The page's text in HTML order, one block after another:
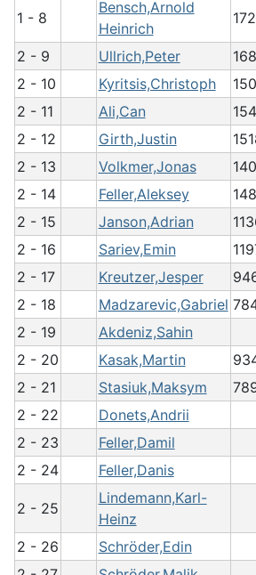
1 - 8
Bensch,Arnold
Heinrich
2 - 9 Ullrich,Peter
2 - 10
Kyritsis,Christoph
2 - 11
Ali,Can
2 - 12
Girth,Justin
2 - 13
Volkmer,Jonas
2 - 14
Feller,Aleksey
2 - 15
Janson,Adrian
2 - 16
Sariev,Emin
2 - 17
Kreutzer,Jesper
2 - 18
Madzarevic,Gabriel
2 - 19
Akdeniz,Sahin
2 - 20
Kasak,Martin
2 - 21
Stasiuk,Maksym
2 - 22
Donets,Andrii
2 - 23
Feller,Damil
2 - 24
Feller,Danis
2 - 25
Lindemann,Karl-
Heinz
2 - 26
Schröder,Edin